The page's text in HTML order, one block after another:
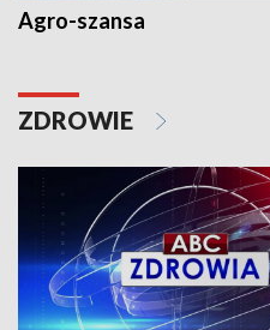
Agro-szansa
ZDROWIE